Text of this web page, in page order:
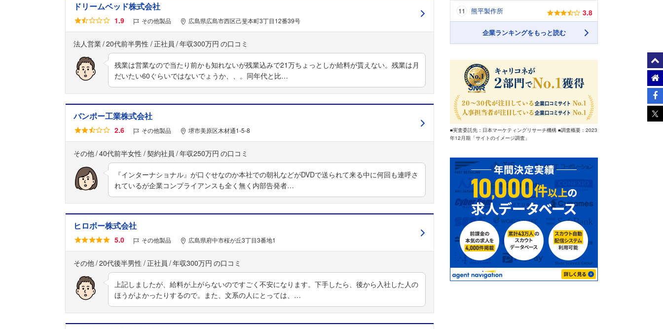
フォローしました
こちらの企業もフォローしませんか？
ドリームベッド株式会社
1.9 その他製品 広島県広島市西区己斐本町3丁目12番39号
法人営業 20代前半男性 正社員 年収300万円
残業は営業なので当たり前かも知れないが残業込みで21万ちょっとしか給料が貰えない。残業は月
だいたい60ぐらいではないでょうか、、。同年代と比…
バンポー工業株式会社
2.6 その他製品 堺市美原区木材通1-5-8
その他 40代前半女性 契約社員 年収250万円
『インターナショナル』が口ぐせなのか本社での朝礼などがDVDで送られて来る中に何回も連呼さ
れているが企業コンプライアンスも全く無く内部告発者…
ヒロボー株式会社
5.0 その他製品 広島県府中市桜が丘3丁目3番地1
その他 20代後半男性 正社員 年収300万円
上記しましたが、給料が上がらないのですごく不安になります。下手したら、後から入社した人の
ほうがよかったりするので。また、文系の人にとっては、…
熊平製作所 3.8
企業ランキングをもっと読む
■実査委託先：日本マーケティングリサーチ機構 ■調査概要：2023
年12月期「サイトのイメージ調査」